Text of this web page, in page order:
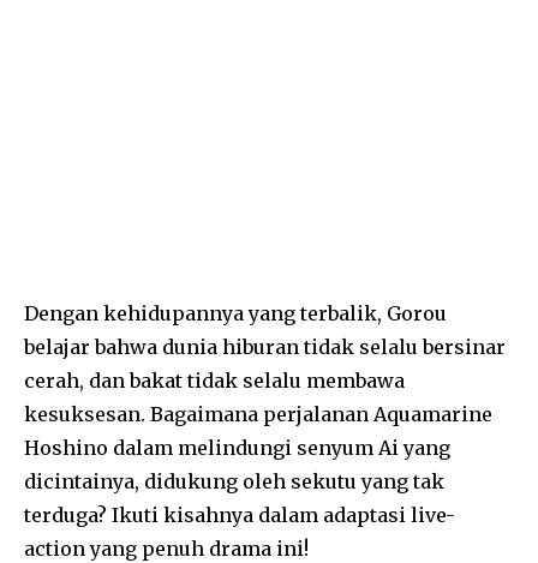
Dengan kehidupannya yang terbalik, Gorou
belajar bahwa dunia hiburan tidak selalu bersinar
cerah, dan bakat tidak selalu membawa
kesuksesan. Bagaimana perjalanan Aquamarine
Hoshino dalam melindungi senyum Ai yang
dicintainya, didukung oleh sekutu yang tak
terduga? Ikuti kisahnya dalam adaptasi live-
action yang penuh drama ini!